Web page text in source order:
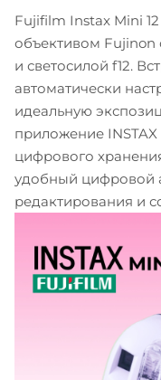
Fujifilm Instax Mini
объективом
и светосилой f12.
автоматически
идеальную
приложение
цифрового
удобный цифровой
редактирования и